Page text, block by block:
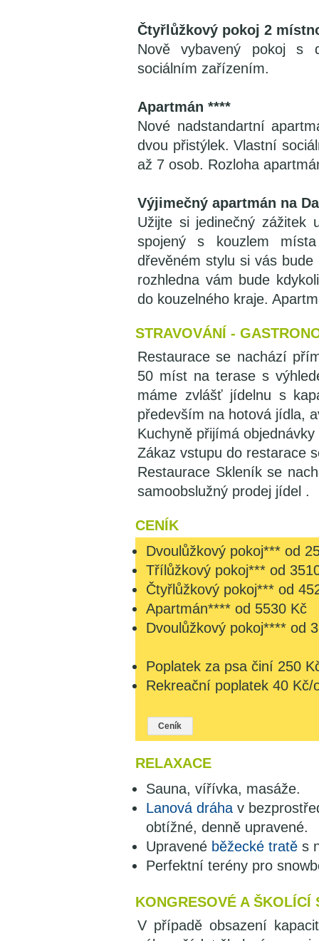
Čtyřlůžkový pokoj 2
Nově vybavený pokoj s
sociálním zařízením.
Apartmán ****
Nové nadstandartní
dvou přistýlek. Vlastní
až 7 osob. Rozloha
Výjimečný apartmán na
Užijte si jedinečný zážitek
spojený s kouzlem
dřevěném stylu si vás
rozhledna vám bude
do kouzelného kraje.
STRAVOVÁNÍ -
Restaurace se nachází
50 míst na terase s
máme zvlášť jídelnu s
především na hotová jídla,
Kuchyně přijímá
Zákaz vstupu do restarace
Restaurace Skleník se
samoobslužný prodej jídel .
CENÍK
Dvoulůžkový pokoj*** od
Třílůžkový pokoj*** od
Čtyřlůžkový pokoj*** od
Apartmán**** od 5530 Kč
Dvoulůžkový pokoj**** od
Poplatek za psa činí 250
Rekreační poplatek 40
Ceník
RELAXACE
Sauna, vířívka, masáže.
Lanová dráha v
obtížné, denně upravené.
Upravené běžecké tratě s
Perfektní terény pro
KONGRESOVÉ A ŠKOLÍCÍ
V případě obsazení